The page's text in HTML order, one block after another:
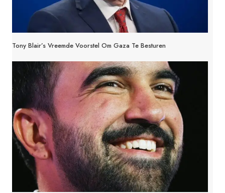
Tony Blair’s Vreemde Voorstel Om Gaza Te Besturen